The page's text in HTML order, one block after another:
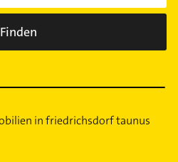
Finden